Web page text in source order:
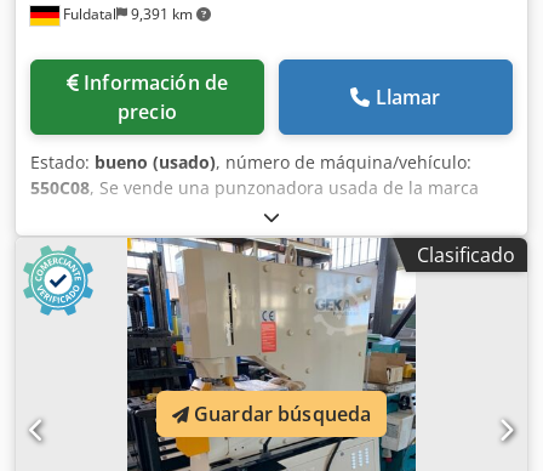
Fuldatal 9,391 km
Información de
precio
Llamar
Estado: bueno (usado), número de máquina/vehículo:
550C08, Se vende una punzonadora usada de la marca
PEDDINGHAUS, con un gran recorrido y una amplia mesa
de apoyo con topes. Capacidad de punzonado: 45
toneladas. Número de ciclos: 40 ciclos/minuto. Dkodpfx
Aed Hxrtobuor Recorrido: 762 mm. Altura de trabajo: 1110
mm.
Clasificado
Guardar búsqueda